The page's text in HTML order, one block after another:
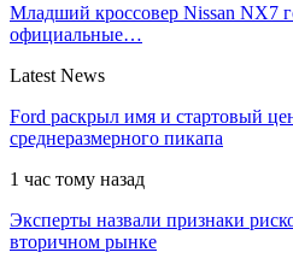
Младший кроссовер Nissan NX7
официальные…
Latest News
Ford раскрыл имя и стартовый
среднеразмерного пикапа
1 час тому назад
Эксперты назвали признаки
вторичном рынке